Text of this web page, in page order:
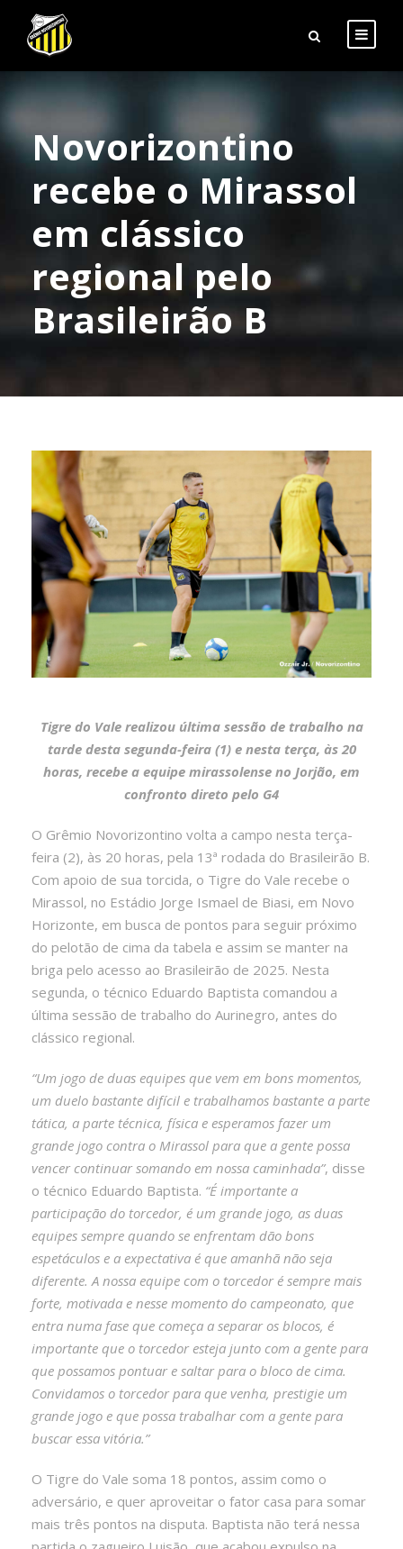
Novorizontino
recebe o Mirassol
em clássico
regional pelo
Brasileirão B
Tigre do Vale realizou última sessão de trabalho na
tarde desta segunda-feira (1) e nesta terça, às 20
horas, recebe a equipe mirassolense no Jorjão, em
confronto direto pelo G4
O Grêmio Novorizontino volta a campo nesta terça-
feira (2), às 20 horas, pela 13ª rodada do Brasileirão B.
Com apoio de sua torcida, o Tigre do Vale recebe o
Mirassol, no Estádio Jorge Ismael de Biasi, em Novo
Horizonte, em busca de pontos para seguir próximo
do pelotão de cima da tabela e assim se manter na
briga pelo acesso ao Brasileirão de 2025. Nesta
segunda, o técnico Eduardo Baptista comandou a
última sessão de trabalho do Aurinegro, antes do
clássico regional.
“Um jogo de duas equipes que vem em bons momentos,
um duelo bastante difícil e trabalhamos bastante a parte
tática, a parte técnica, física e esperamos fazer um
grande jogo contra o Mirassol para que a gente possa
vencer continuar somando em nossa caminhada”, disse
o técnico Eduardo Baptista. “É importante a
participação do torcedor, é um grande jogo, as duas
equipes sempre quando se enfrentam dão bons
espetáculos e a expectativa é que amanhã não seja
diferente. A nossa equipe com o torcedor é sempre mais
forte, motivada e nesse momento do campeonato, que
entra numa fase que começa a separar os blocos, é
importante que o torcedor esteja junto com a gente para
que possamos pontuar e saltar para o bloco de cima.
Convidamos o torcedor para que venha, prestigie um
grande jogo e que possa trabalhar com a gente para
buscar essa vitória.”
O Tigre do Vale soma 18 pontos, assim como o
adversário, e quer aproveitar o fator casa para somar
mais três pontos na disputa. Baptista não terá nessa